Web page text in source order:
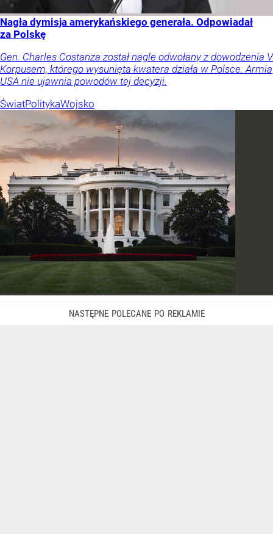
Nagła dymisja amerykańskiego generała. Odpowiadał
za Polskę
Gen. Charles Costanza został nagle odwołany z dowodzenia V
Korpusem, którego wysunięta kwatera działa w Polsce. Armia
USA nie ujawnia powodów tej decyzji.
ŚwiatPolitykaWojsko